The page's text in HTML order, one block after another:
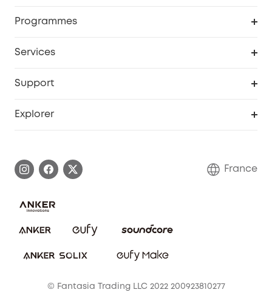
Programmes
Services
Support
Annuler la commande
Explorer
Communauté eufy Security
France
© Fantasia Trading LLC 2022 200923810277